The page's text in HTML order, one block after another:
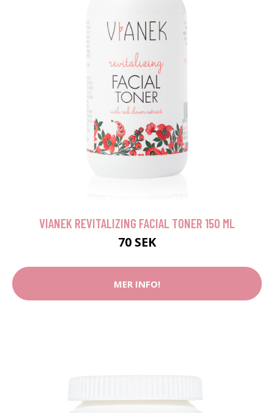
VIANEK REVITALIZING FACIAL TONER 150 ML
70 SEK
MER INFO!